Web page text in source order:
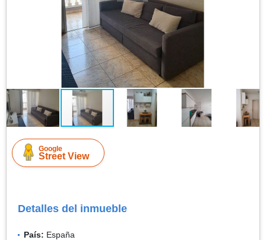
Google
Street View
Detalles del inmueble
País: España